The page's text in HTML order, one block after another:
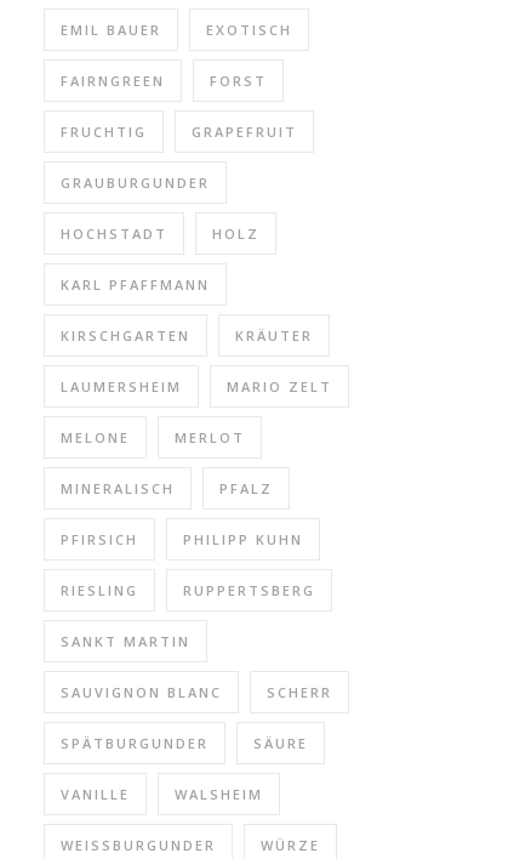
EMIL BAUER EXOTISCH
FAIRNGREEN FORST
FRUCHTIG GRAPEFRUIT
GRAUBURGUNDER
HOCHSTADT HOLZ
KARL PFAFFMANN
KIRSCHGARTEN KRÄUTER
LAUMERSHEIM MARIO ZELT
MELONE MERLOT
MINERALISCH PFALZ
PFIRSICH PHILIPP KUHN
RIESLING RUPPERTSBERG
SANKT MARTIN
SAUVIGNON BLANC SCHERR
SPÄTBURGUNDER SÄURE
VANILLE WALSHEIM
WEISSBURGUNDER WÜRZE